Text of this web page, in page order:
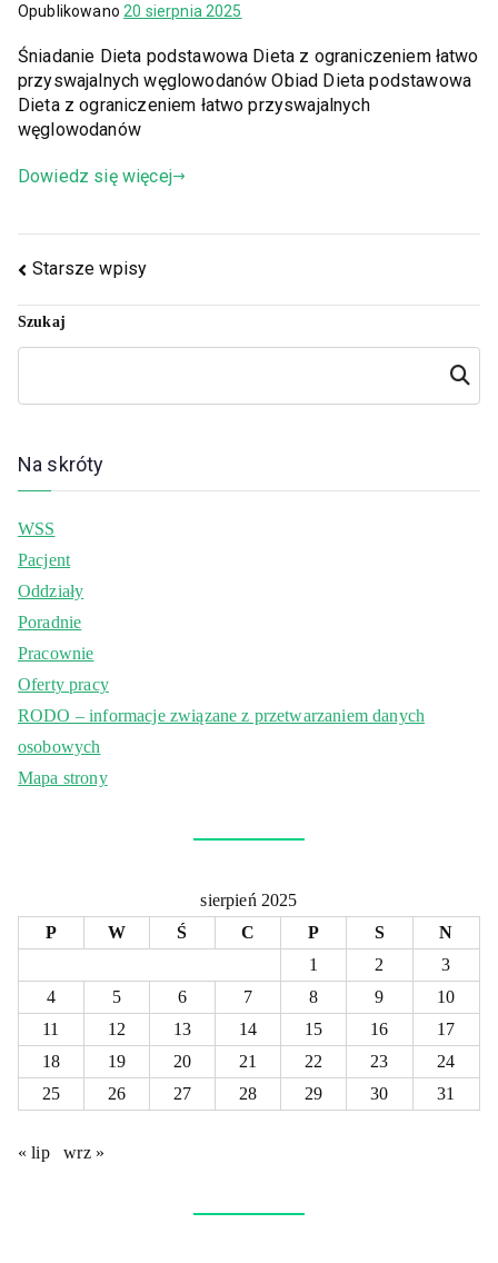
Opublikowano20 sierpnia 2025
Śniadanie Dieta podstawowa Dieta z ograniczeniem łatwo
przyswajalnych węglowodanów Obiad Dieta podstawowa
Dieta z ograniczeniem łatwo przyswajalnych
węglowodanów
Dowiedz się więcej
Starsze wpisy
Szukaj
Szukaj
Na skróty
WSS
Pacjent
Oddziały
Poradnie
Pracownie
Oferty pracy
RODO – informacje związane z przetwarzaniem danych
osobowych
Mapa strony
sierpień 2025
P
W Ś C P S
N
1
2
3
4
5 6 7 8 9
10
11
12 13 14 15 16
17
18
19 20 21 22 23
24
25
26 27 28 29 30 31
« lip wrz »